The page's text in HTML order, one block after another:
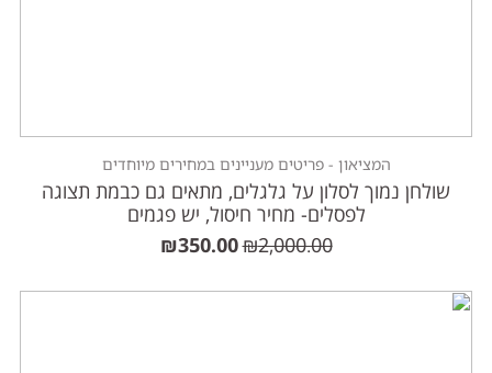
המציאון - פריטים מעניינים במחירים מיוחדים
שולחן נמוך לסלון על גלגלים, מתאים גם כבמת תצוגה
לפסלים- מחיר חיסול, יש פגמים
₪2,000.00
₪350.00